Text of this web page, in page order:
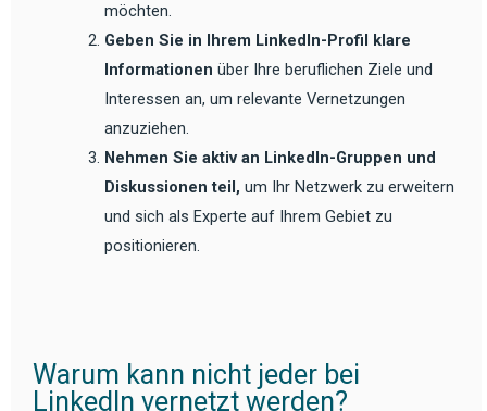
möchten.
Geben Sie in Ihrem LinkedIn-Profil klare
Informationen über Ihre beruflichen Ziele und
Interessen an, um relevante Vernetzungen
anzuziehen.
Nehmen Sie aktiv an LinkedIn-Gruppen und
Diskussionen teil, um Ihr Netzwerk zu erweitern
und sich als Experte auf Ihrem Gebiet zu
positionieren.
Warum kann nicht jeder bei
LinkedIn vernetzt werden?